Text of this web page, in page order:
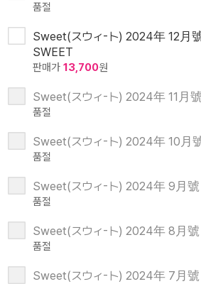
품절
Sweet(スウィ-ト) 2024年 12月
SWEET
판매가 13,700원
Sweet(スウィ-ト) 2024年 11月號
품절
Sweet(スウィ-ト) 2024年 10月
품절
Sweet(スウィ-ト) 2024年 9月號
품절
Sweet(スウィ-ト) 2024年 8月號
품절
Sweet(スウィ-ト) 2024年 7月號